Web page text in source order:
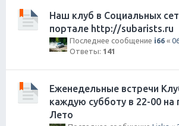
Наш клуб в Социальных
портале http://subarists.ru
Последнее сообщение i66 «
Ответы: 141
Еженедельные встречи
каждую субботу в 22-00 на
Лето